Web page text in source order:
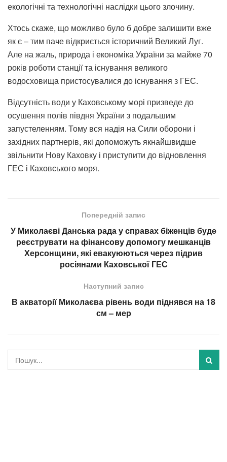
екологічні та технологічні наслідки цього злочину.
Хтось скаже, що можливо було б добре залишити вже
як є – тим паче відкриється історичний Великий Луг.
Але на жаль, природа і економіка України за майже 70
років роботи станції та існування великого
водосховища пристосувалися до існування з ГЕС.
Відсутність води у Каховському морі призведе до
осушення полів півдня України з подальшим
запустеленням. Тому вся надія на Сили оборони і
західних партнерів, які допоможуть якнайшвидше
звільнити Нову Каховку і приступити до відновлення
ГЕС і Каховського моря.
Попередній запис
У Миколаєві Данська рада у справах біженців буде
реєструвати на фінансову допомогу мешканців
Херсонщини, які евакуюються через підрив
росіянами Каховської ГЕС
Наступний запис
В акваторії Миколаєва рівень води піднявся на 18
см – мер